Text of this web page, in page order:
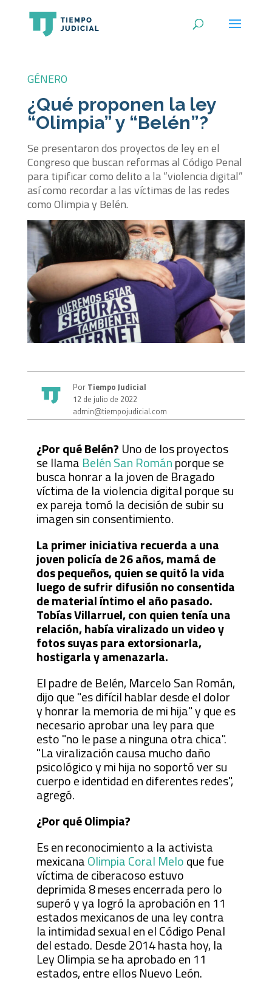
GÉNERO
¿Qué proponen la ley
“Olimpia” y “Belén”?
Se presentaron dos proyectos de ley en el
Congreso que buscan reformas al Código Penal
para tipificar como delito a la “violencia digital”
así como recordar a las víctimas de las redes
como Olimpia y Belén.
PorTiempo Judicial
12 de julio de 2022
admin@tiempojudicial.com
¿Por qué Belén? Uno de los proyectos
se llama Belén San Románporque se
busca honrar a la joven de Bragado
víctima de la violencia digital porque su
ex pareja tomó la decisión de subir su
imagen sin consentimiento.
La primer iniciativa recuerda a una
joven policía de 26 años, mamá de
dos pequeños, quien se quitó la vida
luego de sufrir difusión no consentida
de material íntimo el año pasado.
Tobías Villarruel, con quien tenía una
relación, había viralizado un video y
fotos suyas para extorsionarla,
hostigarla y amenazarla.
El padre de Belén, Marcelo San Román,
dijo que "es difícil hablar desde el dolor
y honrar la memoria de mi hija" y que es
necesario aprobar una ley para que
esto "no le pase a ninguna otra chica".
"La viralización causa mucho daño
psicológico y mi hija no soportó ver su
cuerpo e identidad en diferentes redes",
agregó.
¿Por qué Olimpia?
Es en reconocimiento a la activista
mexicanaOlimpia Coral Meloque fue
víctima de ciberacoso estuvo
deprimida 8 meses encerrada pero lo
superó y ya logró la aprobación en 11
estados mexicanos de una ley contra
la intimidad sexual en el Código Penal
del estado. Desde 2014 hasta hoy, la
Ley Olimpia se ha aprobado en 11
estados, entre ellos Nuevo León.